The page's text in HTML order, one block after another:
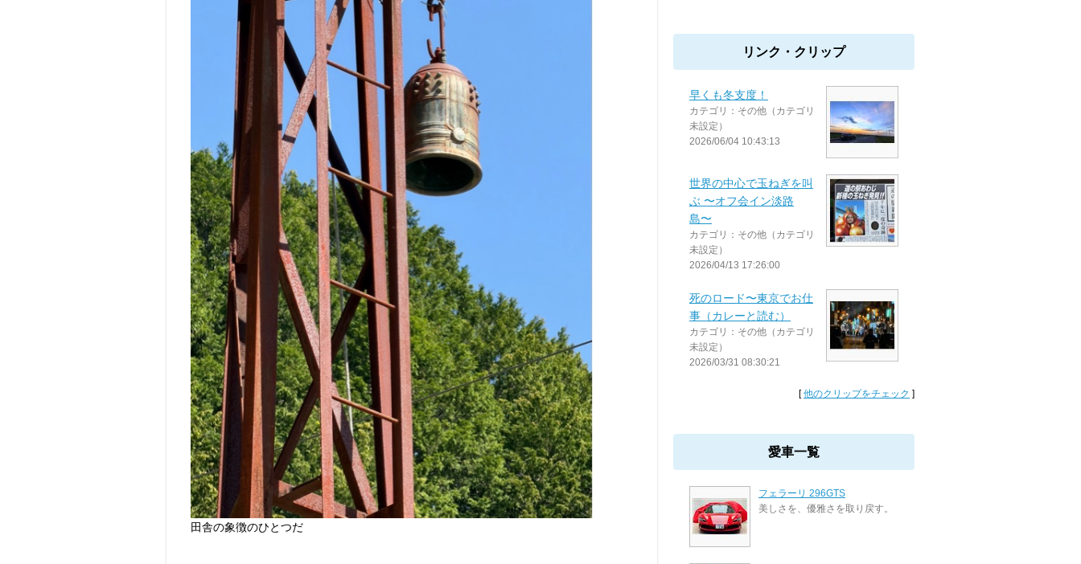
田舎の象徴のひとつだ
リンク・クリップ
早くも冬支度！
カテゴリ：その他（カテゴリ
未設定）
2026/06/04 10:43:13
世界の中心で玉ねぎを叫
ぶ 〜オフ会イン淡路
島〜
カテゴリ：その他（カテゴリ
未設定）
2026/04/13 17:26:00
死のロード〜東京でお仕
事（カレーと読む）
カテゴリ：その他（カテゴリ
未設定）
2026/03/31 08:30:21
[他のクリップをチェック ]
愛車一覧
フェラーリ 296GTS
美しさを、優雅さを取り戻す。